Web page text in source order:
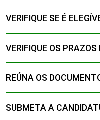
VERIFIQUE SE É
VERIFIQUE OS PRAZOS
REÚNA OS
SUBMETA A